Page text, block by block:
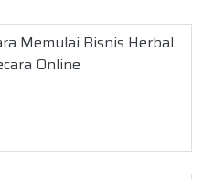
Memulai Bisnis Herbal
Online